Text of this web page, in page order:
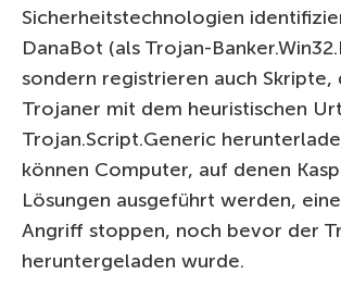
Sicherheitstechnologien
DanaBot (als Trojan-
sondern registrieren auch Skripte,
Trojaner mit dem heuristischen
Trojan.Script.Generic
können Computer, auf denen
Lösungen ausgeführt werden,
Angriff stoppen, noch bevor der
heruntergeladen wurde.